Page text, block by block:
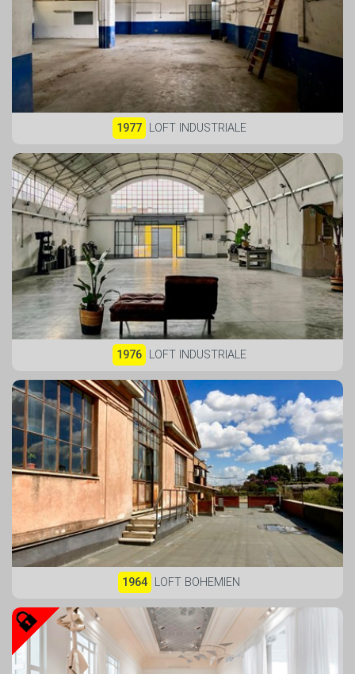
1977 LOFT INDUSTRIALE
1976 LOFT INDUSTRIALE
1964 LOFT BOHEMIEN